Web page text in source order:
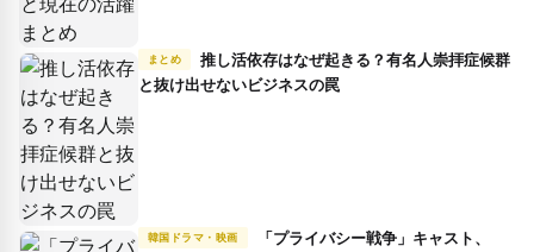
まとめ
推し活依存はなぜ起きる？有名人崇拝症候群
と抜け出せないビジネスの罠
韓国ドラマ・映画